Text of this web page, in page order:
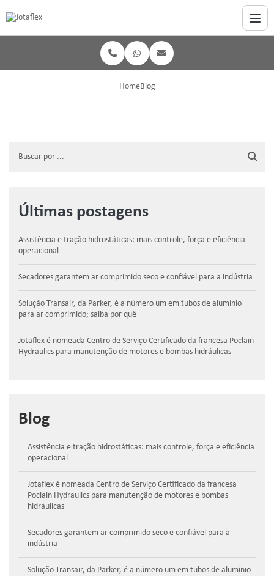
HomeBlog
Últimas postagens
Assistência e tração hidrostáticas: mais controle, força e eficiência
operacional
Secadores garantem ar comprimido seco e confiável para a indústria
Solução Transair, da Parker, é a número um em tubos de alumínio
para ar comprimido; saiba por quê
Jotaflex é nomeada Centro de Serviço Certificado da francesa Poclain
Hydraulics para manutenção de motores e bombas hidráulicas
Blog
Assistência e tração hidrostáticas: mais controle, força e eficiência
operacional
Jotaflex é nomeada Centro de Serviço Certificado da francesa
Poclain Hydraulics para manutenção de motores e bombas
hidráulicas
Secadores garantem ar comprimido seco e confiável para a
indústria
Solução Transair, da Parker, é a número um em tubos de alumínio